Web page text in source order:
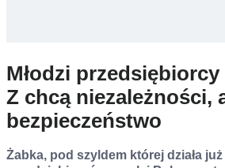
Młodzi
Z chcą niezależności,
bezpieczeństwo
Żabka, pod szyldem której działa